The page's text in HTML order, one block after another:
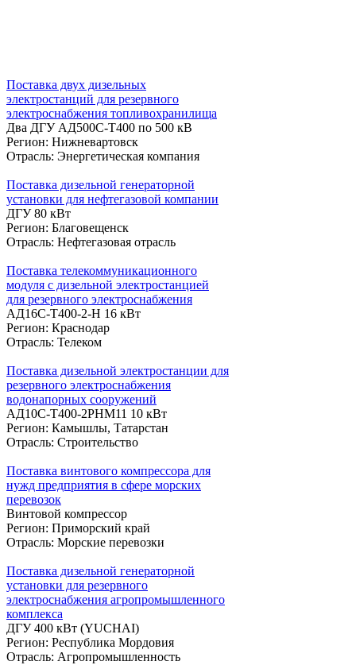
Поставка двух дизельных
электростанций для резервного
электроснабжения топливохранилища
Два ДГУ АД500С-Т400 по 500 кВ
Регион: Нижневартовск
Отрасль: Энергетическая компания
Поставка дизельной генераторной
установки для нефтегазовой компании
ДГУ 80 кВт
Регион: Благовещенск
Отрасль: Нефтегазовая отрасль
Поставка телекоммуникационного
модуля с дизельной электростанцией
для резервного электроснабжения
АД16С-Т400-2-Н 16 кВт
Регион: Краснодар
Отрасль: Телеком
Поставка дизельной электростанции для
резервного электроснабжения
водонапорных сооружений
АД10С-Т400-2РНМ11 10 кВт
Регион: Камышлы, Татарстан
Отрасль: Строительство
Поставка винтового компрессора для
нужд предприятия в сфере морских
перевозок
Винтовой компрессор
Регион: Приморский край
Отрасль: Морские перевозки
Поставка дизельной генераторной
установки для резервного
электроснабжения агропромышленного
комплекса
ДГУ 400 кВт (YUCHAI)
Регион: Республика Мордовия
Отрасль: Агропромышленность